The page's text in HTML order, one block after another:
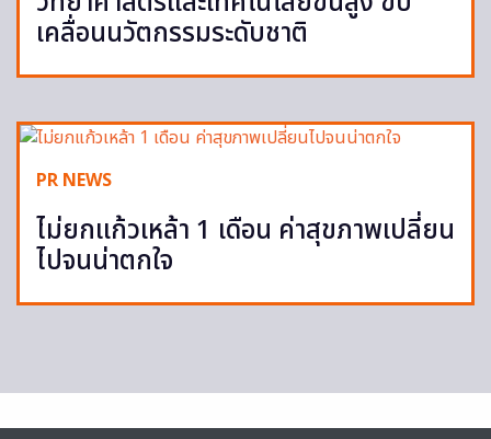
เคลื่อนนวัตกรรมระดับชาติ
PR NEWS
ไม่ยกแก้วเหล้า 1 เดือน ค่าสุขภาพเปลี่ยน
ไปจนน่าตกใจ